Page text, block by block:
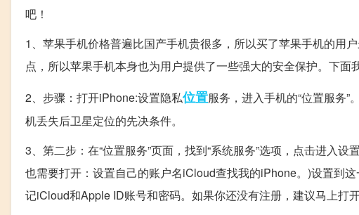
吧！
1、苹果手机价格普遍比国产手机贵很多，所以买了苹果手机的
点，所以苹果手机本身也为用户提供了一些强大的安全保护。下
2、步骤：打开iPhone:设置隐私位置服务，进入手机的“位置服务
机丢失后卫星定位的先决条件。
3、第二步：在“位置服务”页面，找到“系统服务”选项，点击进入
也需要打开：设置自己的账户名iCloud查找我的iPhone。)设置到
记iCloud和Apple ID账号和密码。如果你还没有注册，建议马上打